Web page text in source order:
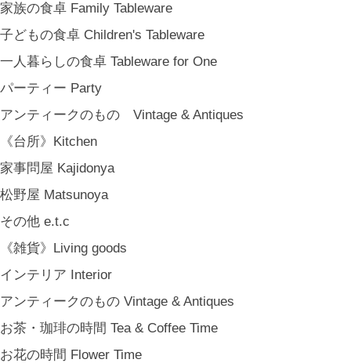
家族の食卓 Family Tableware
子どもの食卓 Children's Tableware
一人暮らしの食卓 Tableware for One
パーティー Party
アンティークのもの Vintage & Antiques
《台所》Kitchen
家事問屋 Kajidonya
松野屋 Matsunoya
その他 e.t.c
《雑貨》Living goods
インテリア Interior
アンティークのもの Vintage & Antiques
お茶・珈琲の時間 Tea & Coffee Time
お花の時間 Flower Time
《古道具》Vintage & Antiques
ハナレきりゅう Hanare Kiryuh
《輸入品》Imported goods
ギフト包装 Gift Wrapping
内祝い Thank You Gifts
新築祝い Housewarming Gifts
結婚祝い Wedding Gifts
結婚式の引出物 Wedding Favors